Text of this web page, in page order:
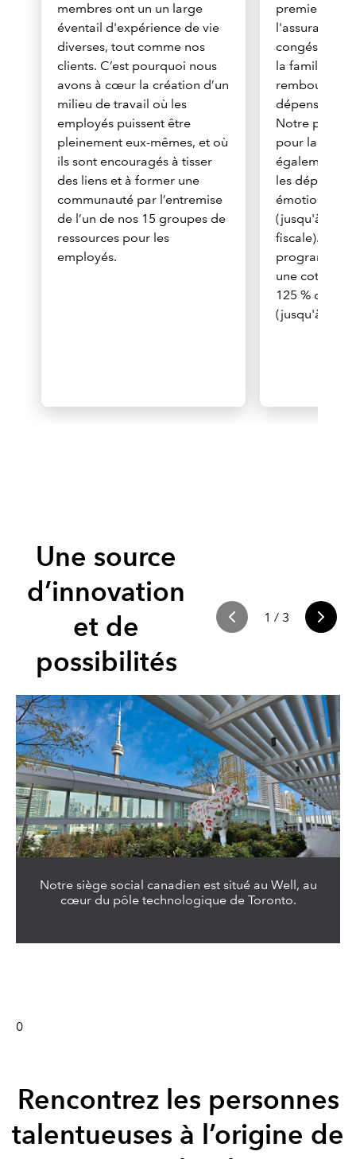
membres ont un un large
éventail d'expérience de vie
diverses, tout comme nos
clients. C’est pourquoi nous
avons à cœur la création d’un
milieu de travail où les
employés puissent être
pleinement eux-mêmes, et où
ils sont encouragés à tisser
des liens et à former une
communauté par l’entremise
de l’un de nos 15 groupes de
ressources pour les
employés.
premier
l'assurance
congés
la famille
dépenses
Notre
pour la vie »
également
les
(jusqu'à 1
fiscale).
programme
une
125 % de
(jusqu'à 10
Une source
d’innovation
et de
possibilités
1 / 3
Notre siège social canadien est situé au Well, au
cœur du pôle technologique de Toronto.
0
Rencontrez les personnes
talentueuses à l’origine de